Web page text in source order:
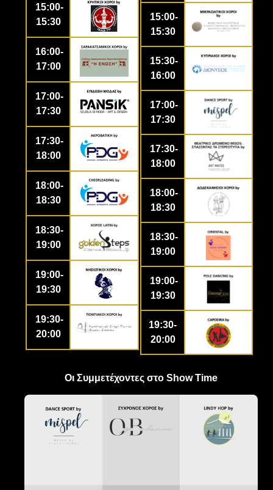
15:00-
15:30
16:00-
17:00
17:00-
17:30
17:30-
18:00
18:00-
18:30
18:30-
19:00
19:00-
19:30
19:30-
20:00
15:00-
15:30
15:30-
16:00
17:00-
17:30
17:30-
18:00
18:00-
18:30
18:30-
19:00
19:00-
19:30
19:30-
20:00
Οι Συμμετέχοντες στο Show Time